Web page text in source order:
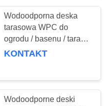
80
Wodoodporna deska
tarasowa WPC do
ogrodu / basenu / tarasu,
dostosowana do potrzeb
KONTAKT
Wodoodporne deski